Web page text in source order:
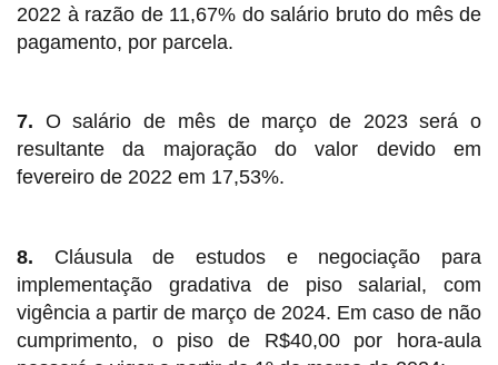
2022 à razão de 11,67% do salário bruto do mês de
pagamento, por parcela.
7. O salário de mês de março de 2023 será o
resultante da majoração do valor devido em
fevereiro de 2022 em 17,53%.
8. Cláusula de estudos e negociação para
implementação gradativa de piso salarial, com
vigência a partir de março de 2024. Em caso de não
cumprimento, o piso de R$40,00 por hora-aula